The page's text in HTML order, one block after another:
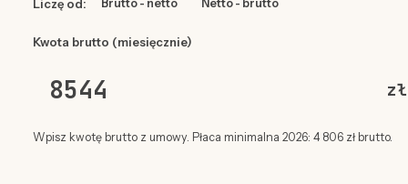
Liczę od: Brutto - netto Netto - brutto
Kwota brutto (miesięcznie)
zł
Wpisz kwotę brutto z umowy. Płaca minimalna 2026: 4 806 zł brutto.